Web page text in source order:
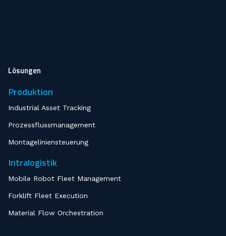
Lösungen
Produktion
Industrial Asset Tracking
Prozessflussmanagement
Montageliniensteuerung
Intralogistik
Mobile Robot Fleet Management
Forklift Fleet Execution
Material Flow Orchestration